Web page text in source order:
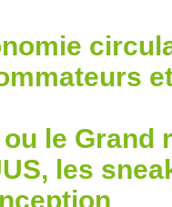
ou le Grand
les